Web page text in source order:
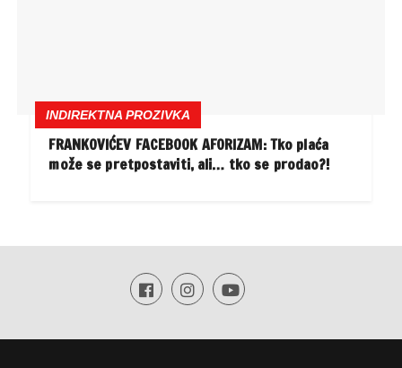
INDIREKTNA PROZIVKA
FRANKOVIĆEV FACEBOOK AFORIZAM: Tko plaća
može se pretpostaviti, ali… tko se prodao?!